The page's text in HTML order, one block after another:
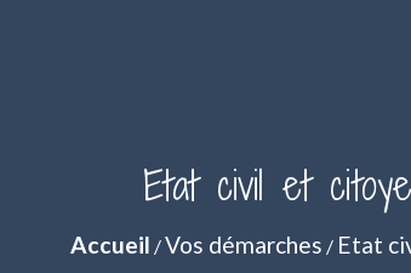
Etat civil et
Accueil /Vos démarches / Etat